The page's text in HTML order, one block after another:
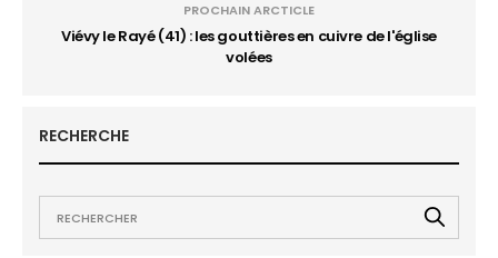
PROCHAIN ARCTICLE
Viévy le Rayé (41) : les gouttières en cuivre de l'église
volées
RECHERCHE